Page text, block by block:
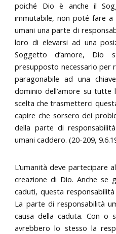
poiché Dio è anche il
immutabile, non poté fare
umani una parte di
loro di elevarsi ad una
Soggetto d’amore, Dio
presupposto necessario per
paragonabile ad una
dominio dell’amore su tutte
scelta che trasmetterci
capire che sorsero dei
della parte di
umani caddero. (20-209,
L’umanità deve partecipare
creazione di Dio. Anche se
caduti, questa
La parte di responsabilità
causa della caduta. Con o
avrebbero lo stesso la